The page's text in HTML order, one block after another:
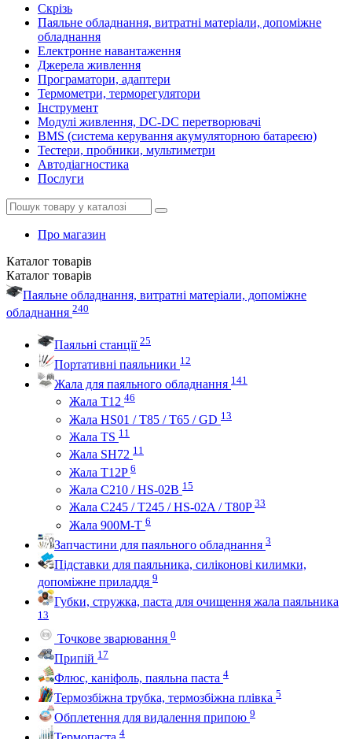
Скрізь
Паяльне обладнання, витратні матеріали, допоміжне
обладнання
Електронне навантаження
Джерела живлення
Програматори, адаптери
Термометри, терморегулятори
Інструмент
Модулі живлення, DC-DC перетворювачі
BMS (система керування акумуляторною батареєю)
Тестери, пробники, мультиметри
Автодіагностика
Послуги
Про магазин
Каталог товарів
Каталог товарів
Паяльне обладнання, витратні матеріали, допоміжне
обладнання 240
Паяльні станції 25
Портативні паяльники 12
Жала для паяльного обладнання 141
Жала Т12 46
Жала HS01 / T85 / T65 / GD 13
Жала TS 11
Жала SH72 11
Жала T12P 6
Жала C210 / HS-02B 15
Жала C245 / T245 / HS-02A / T80P 33
Жала 900M-T 6
Запчастини для паяльного обладнання 3
Підставки для паяльника, силіконові килимки,
допоміжне приладдя 9
Губки, стружка, паста для очищення жала паяльника
13
Точкове зварювання 0
Припій 17
Флюс, каніфоль, паяльна паста 4
Термозбіжна трубка, термозбіжна плівка 5
Обплетення для видалення припою 9
4